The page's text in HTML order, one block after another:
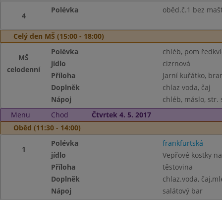
4
Polévka oběd.č.1 bez
Celý den MŠ (15:00 - 18:00)
MŠ
celodenní
Polévka
chléb, pom
jídlo
cizrnová
Příloha
Jarní kuřátko,
Doplněk
chlaz voda, čaj
Nápoj
chléb, máslo, str.
Menu
Chod
Čtvrtek 4. 5. 2017
Oběd (11:30 - 14:00)
1
Polévka
frankfurtská
jídlo
Vepřové kostky
Příloha
těstovina
Doplněk
chlaz.voda,
Nápoj
salátový bar